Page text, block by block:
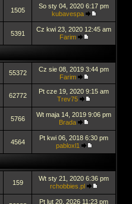
1505
So sty 04, 2020 6:17 pm
kubavespa
5391
Cz kwi 23, 2020 12:45 am
Farim
55372
Cz sie 08, 2019 3:44 pm
Farim
62772
Pt cze 19, 2020 9:15 am
Trev75
5766
Wt maja 14, 2019 9:06 pm
Brada
4564
Pt kwi 06, 2018 6:30 pm
pabloxl1
159
Wt sty 21, 2020 6:36 pm
rchobbies.pl
Pt lut 20, 2026 11:23 pm